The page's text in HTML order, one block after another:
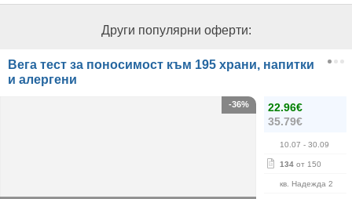
Други популярни оферти:
Вега тест за поносимост към 195 храни, напитки
и алергени
22.96€
35.79€
10.07 - 30.09
134 от 150
кв. Надежда 2
-36%